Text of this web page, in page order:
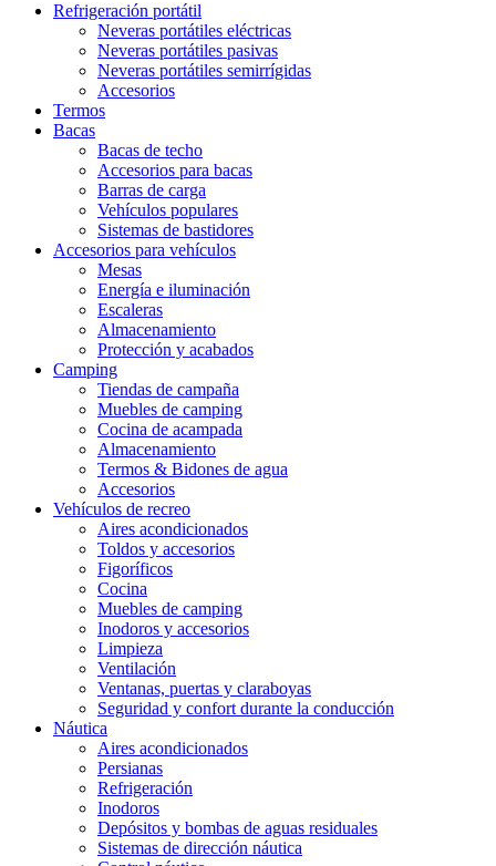
Refrigeración portátil
Neveras portátiles eléctricas
Neveras portátiles pasivas
Neveras portátiles semirrígidas
Accesorios
Termos
Bacas
Bacas de techo
Accesorios para bacas
Barras de carga
Vehículos populares
Sistemas de bastidores
Accesorios para vehículos
Mesas
Energía e iluminación
Escaleras
Almacenamiento
Protección y acabados
Camping
Tiendas de campaña
Muebles de camping
Cocina de acampada
Almacenamiento
Termos & Bidones de agua
Accesorios
Vehículos de recreo
Aires acondicionados
Toldos y accesorios
Figoríficos
Cocina
Muebles de camping
Inodoros y accesorios
Limpieza
Ventilación
Ventanas, puertas y claraboyas
Seguridad y confort durante la conducción
Náutica
Aires acondicionados
Persianas
Refrigeración
Inodoros
Depósitos y bombas de aguas residuales
Sistemas de dirección náutica